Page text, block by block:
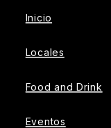
Inicio
Locales
Food and Drink
Eventos